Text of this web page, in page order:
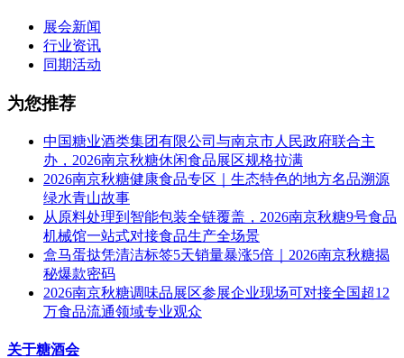
展会新闻
行业资讯
同期活动
为您推荐
中国糖业酒类集团有限公司与南京市人民政府联合主
办，2026南京秋糖休闲食品展区规格拉满
2026南京秋糖健康食品专区｜生态特色的地方名品溯源
绿水青山故事
从原料处理到智能包装全链覆盖，2026南京秋糖9号食品
机械馆一站式对接食品生产全场景
盒马蛋挞凭清洁标签5天销量暴涨5倍｜2026南京秋糖揭
秘爆款密码
2026南京秋糖调味品展区参展企业现场可对接全国超12
万食品流通领域专业观众
关于糖酒会